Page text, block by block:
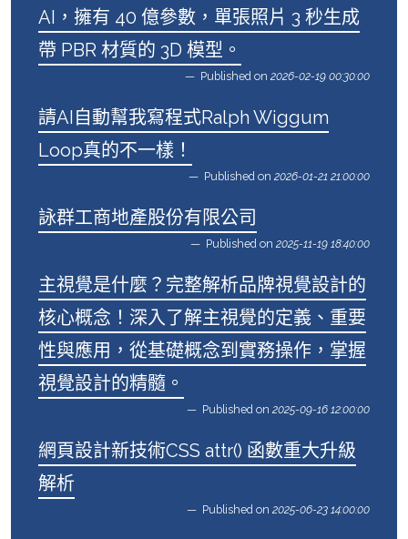
AI，擁有 40 億參數，單張照片 3 秒生成
帶 PBR 材質的 3D 模型。
Published on 2026-02-19 00:30:00
請AI自動幫我寫程式Ralph Wiggum
Loop真的不一樣！
Published on 2026-01-21 21:00:00
詠群工商地產股份有限公司
Published on 2025-11-19 18:40:00
主視覺是什麼？完整解析品牌視覺設計的
核心概念！深入了解主視覺的定義、重要
性與應用，從基礎概念到實務操作，掌握
視覺設計的精髓。
Published on 2025-09-16 12:00:00
網頁設計新技術CSS attr() 函數重大升級
解析
Published on 2025-06-23 14:00:00